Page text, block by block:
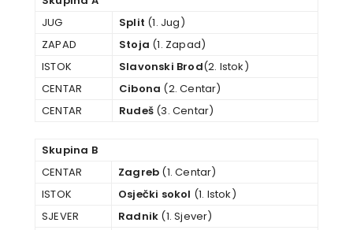
JUG
Split (1. Jug)
ZAPAD
Stoja (1. Zapad)
ISTOK
Slavonski Brod(2. Istok)
CENTAR
Cibona (2. Centar)
CENTAR
Rudeš (3. Centar)
Skupina B
CENTAR
Zagreb (1. Centar)
ISTOK
Osječki sokol (1. Istok)
SJEVER
Radnik (1. Sjever)